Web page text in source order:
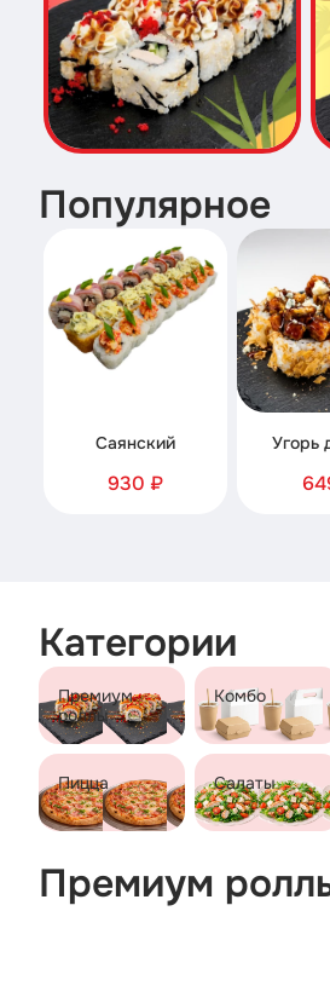
Популярное
Саянский
930 ₽
Угорь
Категории
Премиум
роллы
Комбо
Пицца Салаты
Премиум